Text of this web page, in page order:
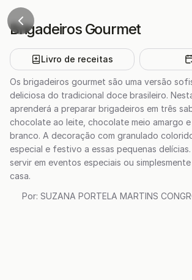
Brigadeiros Gourmet
Livro de receitas
Os brigadeiros gourmet são uma versão
deliciosa do tradicional doce brasileiro.
aprenderá a preparar brigadeiros em três
chocolate ao leite, chocolate meio amargo
branco. A decoração com granulado
especial e festivo a essas pequenas
servir em eventos especiais ou
casa.
Por: SUZANA PORTELA MARTINS